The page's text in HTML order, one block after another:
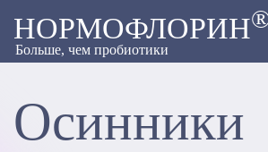
НОРМОФЛОРИН
Больше, чем пробиотики
Осинники